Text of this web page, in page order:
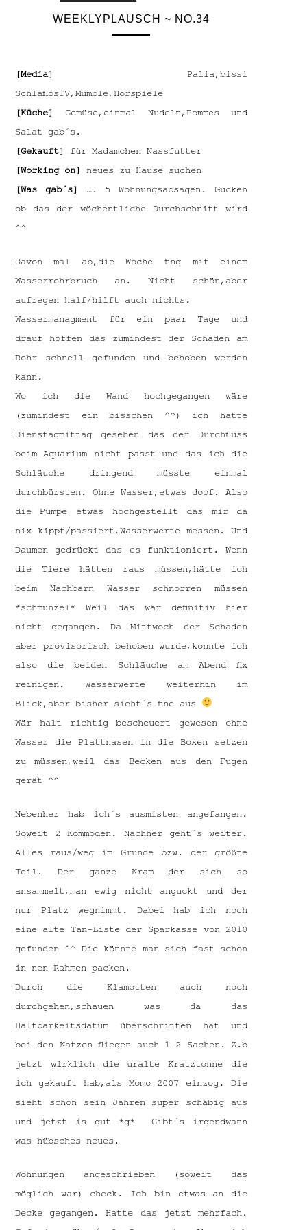
WEEKLYPLAUSCH ~ NO.34
[Media]
Palia,bissi
SchlaflosTV,Mumble,Hörspiele
[Küche]
Gemüse,einmal Nudeln,Pommes und
Salat gab´s.
[Gekauft] für Madamchen Nassfutter
[Working on]
neues zu Hause suchen
[Was gab´s] …. 5 Wohnungsabsagen. Gucken
ob das der wöchentliche Durchschnitt wird
^^
Davon mal ab,die Woche fing mit einem
Wasserrohrbruch an. Nicht schön,aber
aufregen half/hilft auch nichts.
Wassermanagment für ein paar Tage und
drauf hoffen das zumindest der Schaden am
Rohr schnell gefunden und behoben werden
kann.
Wo ich die Wand hochgegangen wäre
(zumindest ein bisschen ^^) ich hatte
Dienstagmittag gesehen das der Durchfluss
beim Aquarium nicht passt und das ich die
Schläuche dringend müsste einmal
durchbürsten. Ohne Wasser,etwas doof. Also
die Pumpe etwas hochgestellt das mir da
nix kippt/passiert,Wasserwerte messen. Und
Daumen gedrückt das es funktioniert. Wenn
die Tiere hätten raus müssen,hätte ich
beim Nachbarn Wasser schnorren müssen
*schmunzel* Weil das wär definitiv hier
nicht gegangen. Da Mittwoch der Schaden
aber provisorisch behoben wurde,konnte ich
also die beiden Schläuche am Abend fix
reinigen. Wasserwerte weiterhin im
Blick,aber bisher sieht´s fine aus
Wär halt richtig bescheuert gewesen ohne
Wasser die Plattnasen in die Boxen setzen
zu müssen,weil das Becken aus den Fugen
gerät ^^
Nebenher hab ich´s ausmisten angefangen.
Soweit 2 Kommoden. Nachher geht´s weiter.
Alles raus/weg im Grunde bzw. der größte
Teil. Der ganze Kram der sich so
ansammelt,man ewig nicht anguckt und der
nur Platz wegnimmt. Dabei hab ich noch
eine alte Tan-Liste der Sparkasse von 2010
gefunden ^^ Die könnte man sich fast schon
in nen Rahmen packen.
Durch die Klamotten auch noch
durchgehen,schauen was da das
Haltbarkeitsdatum überschritten hat und
bei den Katzen fliegen auch 1-2 Sachen. Z.b
jetzt wirklich die uralte Kratztonne die
ich gekauft hab,als Momo 2007 einzog. Die
sieht schon sein Jahren super schäbig aus
und jetzt is gut *g* Gibt´s irgendwann
was hübsches neues.
Wohnungen angeschrieben (soweit das
möglich war) check. Ich bin etwas an die
Decke gegangen. Hatte das jetzt mehrfach.